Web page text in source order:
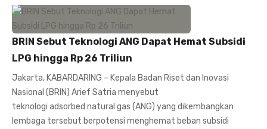
BRIN Sebut Teknologi ANG Dapat Hemat Subsidi
LPG hingga Rp 26 Triliun
Jakarta, KABARDARING – Kepala Badan Riset dan Inovasi
Nasional (BRIN) Arief Satria menyebut
teknologi adsorbed natural gas (ANG) yang dikembangkan
lembaga tersebut berpotensi menghemat beban subsidi